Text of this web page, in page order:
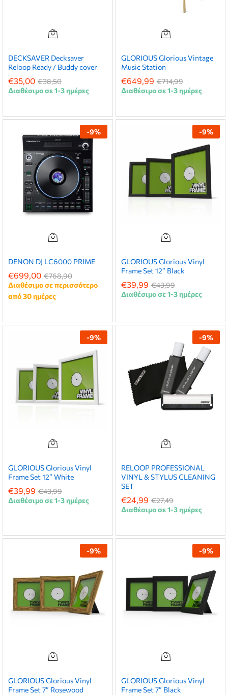
DECKSAVER Decksaver
Reloop Ready / Buddy cover
€35,00 €38,50
Διαθέσιμο σε 1-3 ημέρες
GLORIOUS Glorious Vintage
Music Station
€649,99 €714,99
Διαθέσιμο σε 1-3 ημέρες
-9%
DENON DJ LC6000 PRIME
€699,00 €768,90
Διαθέσιμο σε περισσότερο
από 30 ημέρες
-9%
GLORIOUS Glorious Vinyl
Frame Set 12” Black
€39,99 €43,99
Διαθέσιμο σε 1-3 ημέρες
-9%
GLORIOUS Glorious Vinyl
Frame Set 12” White
€39,99 €43,99
Διαθέσιμο σε 1-3 ημέρες
-9%
RELOOP PROFESSIONAL
VINYL & STYLUS CLEANING
SET
€24,99 €27,49
Διαθέσιμο σε 1-3 ημέρες
-9%
GLORIOUS Glorious Vinyl
Frame Set 7” Rosewood
-9%
GLORIOUS Glorious Vinyl
Frame Set 7” Black